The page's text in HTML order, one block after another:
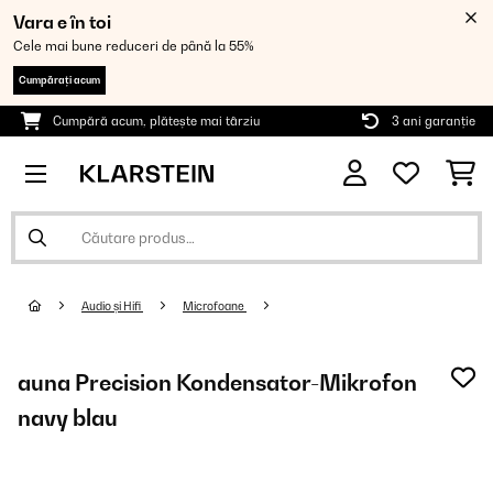
Vara e în toi
Cele mai bune reduceri de până la 55%
Cumpărați acum
Cumpără acum, plătește mai târziu 3 ani garanție
Audio și Hifi Microfoane
auna Precision Kondensator-Mikrofon
navy blau